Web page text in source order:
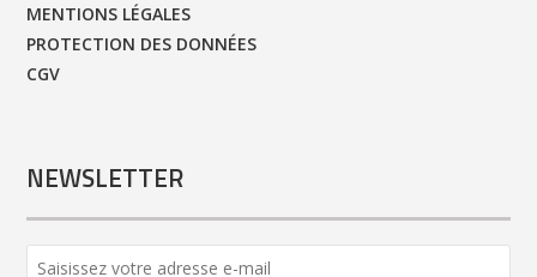
MENTIONS LÉGALES
PROTECTION DES DONNÉES
CGV
NEWSLETTER